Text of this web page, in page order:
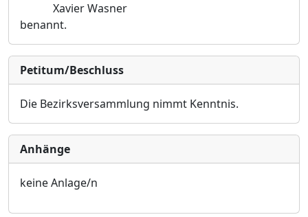
Xavier Wasner
benannt.
Petitum/Beschluss
Die Bezirksversammlung nimmt Kenntnis.
Anhänge
keine Anlage/n